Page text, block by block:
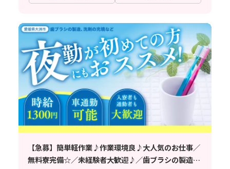
【急募】簡単軽作業♪作業環境良♪大人気のお仕事／
無料寮完備☆／未経験者大歓迎♪／歯ブラシの製造／